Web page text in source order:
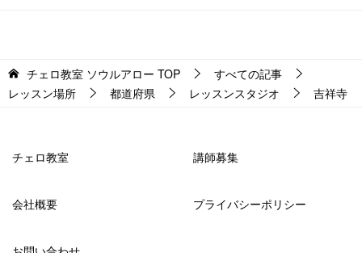
チェロ教室 ソウルアロー TOP
すべての記事
レッスン場所
都道府県 レッスンスタジオ 吉祥寺
チェロ教室 講師募集
会社概要 プライバシーポリシー